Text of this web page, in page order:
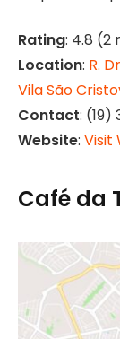
Rating: 4.8 (2
Location: R.
Vila São
Contact: (19)
Website: Visit
Café da